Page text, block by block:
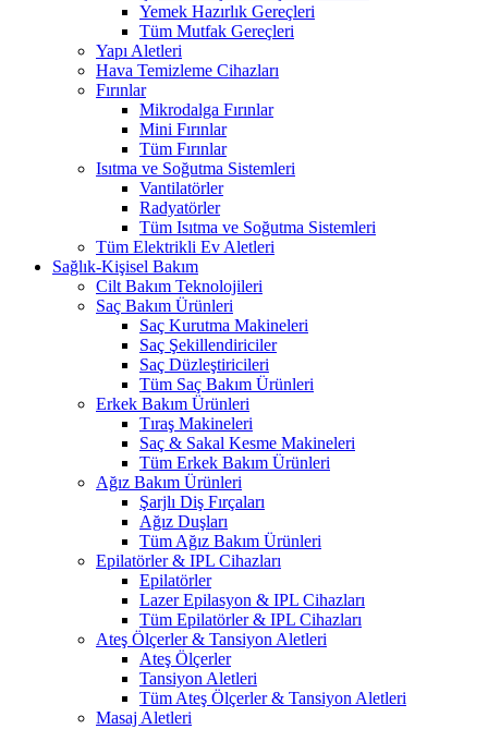
Yemek Hazırlık Gereçleri
Tüm Mutfak Gereçleri
Yapı Aletleri
Hava Temizleme Cihazları
Fırınlar
Mikrodalga Fırınlar
Mini Fırınlar
Tüm Fırınlar
Isıtma ve Soğutma Sistemleri
Vantilatörler
Radyatörler
Tüm Isıtma ve Soğutma Sistemleri
Tüm Elektrikli Ev Aletleri
Sağlık-Kişisel Bakım
Cilt Bakım Teknolojileri
Saç Bakım Ürünleri
Saç Kurutma Makineleri
Saç Şekillendiriciler
Saç Düzleştiricileri
Tüm Saç Bakım Ürünleri
Erkek Bakım Ürünleri
Tıraş Makineleri
Saç & Sakal Kesme Makineleri
Tüm Erkek Bakım Ürünleri
Ağız Bakım Ürünleri
Şarjlı Diş Fırçaları
Ağız Duşları
Tüm Ağız Bakım Ürünleri
Epilatörler & IPL Cihazları
Epilatörler
Lazer Epilasyon & IPL Cihazları
Tüm Epilatörler & IPL Cihazları
Ateş Ölçerler & Tansiyon Aletleri
Ateş Ölçerler
Tansiyon Aletleri
Tüm Ateş Ölçerler & Tansiyon Aletleri
Masaj Aletleri